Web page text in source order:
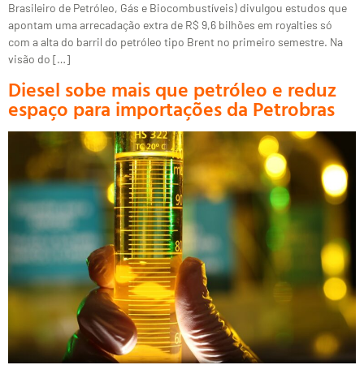
Brasileiro de Petróleo, Gás e Biocombustíveis) divulgou estudos que
apontam uma arrecadação extra de R$ 9,6 bilhões em royalties só
com a alta do barril do petróleo tipo Brent no primeiro semestre. Na
visão do […]
Diesel sobe mais que petróleo e reduz
espaço para importações da Petrobras